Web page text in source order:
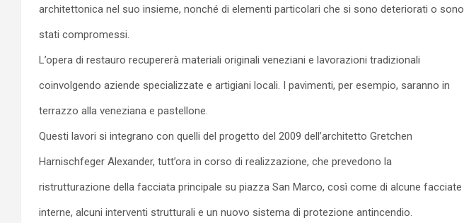
architettonica nel suo insieme, nonché di elementi particolari che si sono deteriorati o sono
stati compromessi.
L’opera di restauro recupererà materiali originali veneziani e lavorazioni tradizionali
coinvolgendo aziende specializzate e artigiani locali. I pavimenti, per esempio, saranno in
terrazzo alla veneziana e pastellone.
Questi lavori si integrano con quelli del progetto del 2009 dell’architetto Gretchen
Harnischfeger Alexander, tutt’ora in corso di realizzazione, che prevedono la
ristrutturazione della facciata principale su piazza San Marco, così come di alcune facciate
interne, alcuni interventi strutturali e un nuovo sistema di protezione antincendio.